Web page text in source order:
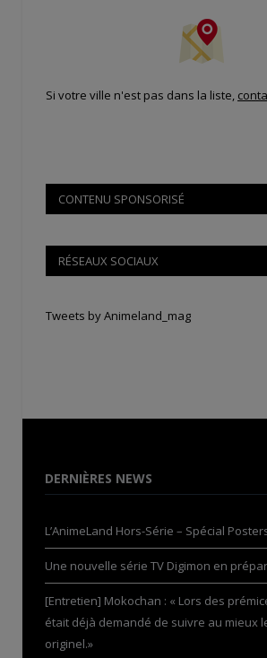
Si votre ville n'est pas dans la liste,
CONTENU SPONSORISÉ
RÉSEAUX SOCIAUX
Tweets by Animeland_mag
DERNIÈRES NEWS
L’AnimeLand Hors-Série – Spécial
Une nouvelle série TV Digimon en
[Entretien] Mokochan : « Lors des
était déjà demandé de suivre au mieux
originel.»